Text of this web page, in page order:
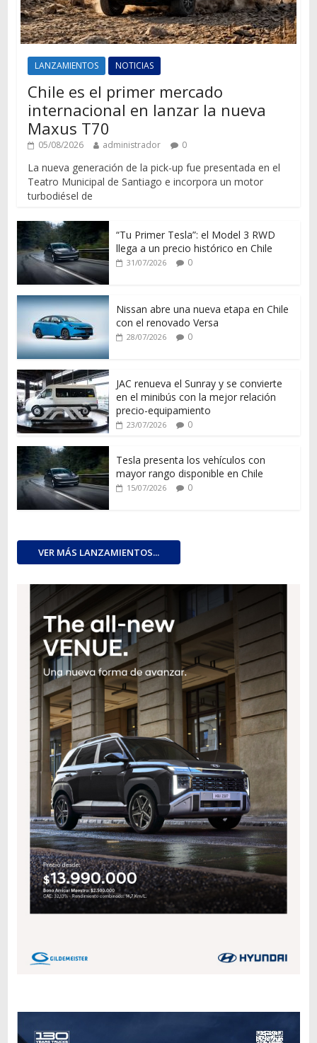
LANZAMIENTOS NOTICIAS
Chile es el primer mercado
internacional en lanzar la nueva
Maxus T70
05/08/2026 administrador 0
La nueva generación de la pick-up fue presentada en el
Teatro Municipal de Santiago e incorpora un motor
turbodiésel de
“Tu Primer Tesla”: el Model 3 RWD
llega a un precio histórico en Chile
31/07/2026 0
Nissan abre una nueva etapa en Chile
con el renovado Versa
28/07/2026 0
JAC renueva el Sunray y se convierte
en el minibús con la mejor relación
precio-equipamiento
23/07/2026 0
Tesla presenta los vehículos con
mayor rango disponible en Chile
15/07/2026 0
VER MÁS LANZAMIENTOS...